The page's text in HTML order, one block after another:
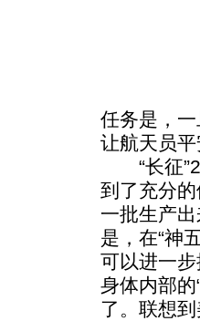
任务是，
让航天员平
“长征”2
到了充分的
一批生产
是，在“神
可以进一
身体内部
了。联想